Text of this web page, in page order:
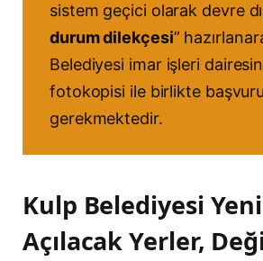
sistem geçici olarak devre
durum dilekçesi”
Belediyesi imar işleri
fotokopisi ile birlikte
gerekmektedir.
Kulp Belediyesi
Açılacak Yerler,